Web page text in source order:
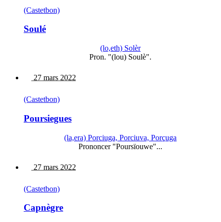
(Castetbon)
Soulé
(lo,eth) Solèr
Pron. "(lou) Soulè".
27 mars 2022
(Castetbon)
Poursiegues
(la,era) Porciuga, Porciuva, Porçuga
Prononcer "Poursïouwe"...
27 mars 2022
(Castetbon)
Capnègre